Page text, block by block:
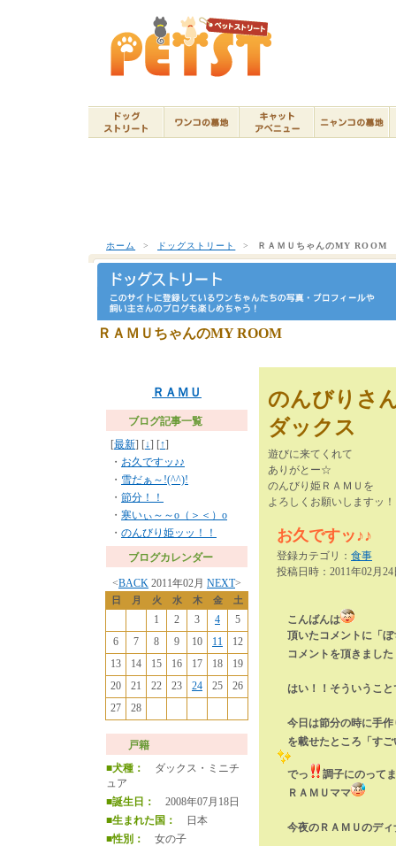
ホーム > ドッグストリート > ＲＡＭＵちゃんのMY ROOM
ＲＡＭＵちゃんのMY ROOM
ＲＡＭＵ
ブログ記事一覧
[最新] [↓] [↑]
・ お久ですッ♪♪
・ 雪だぁ～!(^^)!
・ 節分！！
・ 寒いぃ～～о（＞＜）о
・ のんびり姫ッッ！！
ブログカレンダー
<BACK 2011年02月 NEXT>
日 月 火 水 木 金 土
1 2 3 4
5
6
7 8 9 10 11
12
13
14 15 16 17 18
19
20
21 22 23 24 25
26
27
28
戸籍
■犬種： ダックス・ミニチ
ュア
■誕生日： 2008年07月18日
■生まれた国：
日本
■性別： 女の子
のんびりさ
ダックス
遊びに来てくれて
ありがとー☆
のんびり姫ＲＡＭＵを
よろしくお願いしますッ！
お久ですッ♪♪
登録カテゴリ： 食事
投稿日時： 2011年02月
こんばんは
頂いたコメントに「ぼ
コメントを頂きました
はい！！そういうこと
今日は節分の時に手作
を載せたところ「すご
でっ
調子にのって
ＲＡＭＵママ
今夜のＲＡＭＵのディ